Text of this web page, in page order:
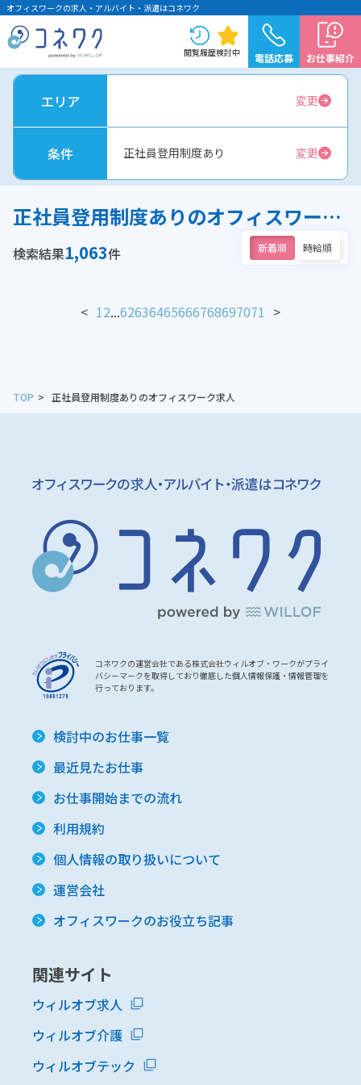
オフィスワークの求人・アルバイト・派遣はコネワク
閲覧履歴検討中 電話応募 お仕事紹介
エリア 変更
条件 正社員登用制度あり 変更
正社員登用制度ありのオフィスワーク求人
検索結果1,063件 新着順 時給順
< 12...62636465666768697071 >
TOP 正社員登用制度ありのオフィスワーク求人
コネワクの運営会社である株式会社ウィルオブ・ワークがプライ
バシーマークを取得しており徹底した個人情報保護・情報管理を
行っております。
検討中のお仕事一覧
最近見たお仕事
お仕事開始までの流れ
利用規約
個人情報の取り扱いについて
運営会社
オフィスワークのお役立ち記事
関連サイト
ウィルオブ求人
ウィルオブ介護
ウィルオブテック